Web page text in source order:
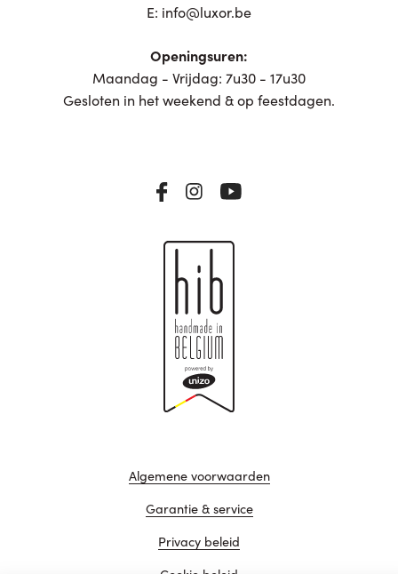
E: info@luxor.be
Openingsuren:
Maandag - Vrijdag: 7u30 - 17u30
Gesloten in het weekend & op feestdagen.
Algemene voorwaarden
Garantie & service
Privacy beleid